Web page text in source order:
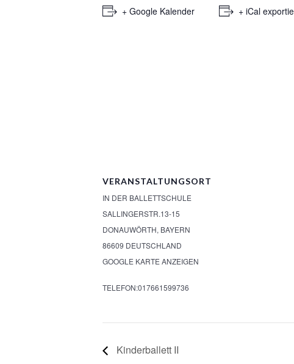
+ Google Kalender + iCal
VERANSTALTUNGSORT
IN DER BALLETTSCHULE
SALLINGERSTR.13-15
DONAUWÖRTH, BAYERN
86609 DEUTSCHLAND
GOOGLE KARTE ANZEIGEN
TELEFON:017661599736
Kinderballett II